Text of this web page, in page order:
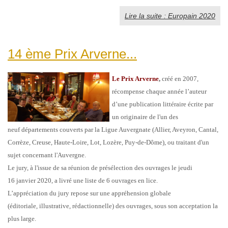
Lire la suite : Europain 2020
14 ème Prix Arverne...
Le Prix Arverne, créé en 2007,
récompense chaque année l’auteur
d’une publication littéraire écrite par
un originaire de l'un des
neuf départements couverts par la Ligue Auvergnate (Allier, Aveyron, Cantal,
Corrèze, Creuse, Haute-Loire, Lot, Lozère, Puy-de-Dôme), ou traitant d'un
sujet concernant l'Auvergne.
Le jury, à l'issue de sa réunion de présélection des ouvrages le jeudi
16 janvier 2020, a livré une liste de 6 ouvrages en lice.
L’appréciation du jury repose sur une appréhension globale
(éditoriale, illustrative, rédactionnelle) des ouvrages, sous son acceptation la
plus large.